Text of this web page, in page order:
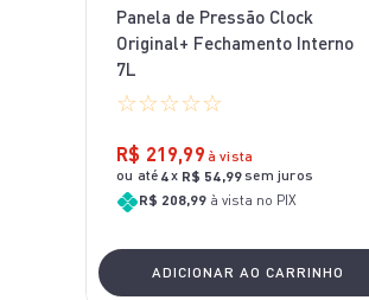
Panela de Pressão Clock
Original+ Fechamento Interno
7L
☆☆☆☆☆
R$ 219,99 à vista
ou até 4x R$ 54,99sem juros
R$ 208,99 à vista no PIX
ADICIONAR AO CARRINHO